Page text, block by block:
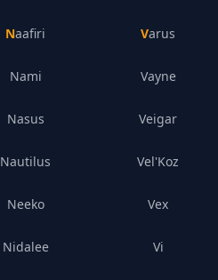
Naafiri
Nami
Nasus
Nautilus
Neeko
Nidalee
Varus
Vayne
Veigar
Vel'Koz
Vex
Vi